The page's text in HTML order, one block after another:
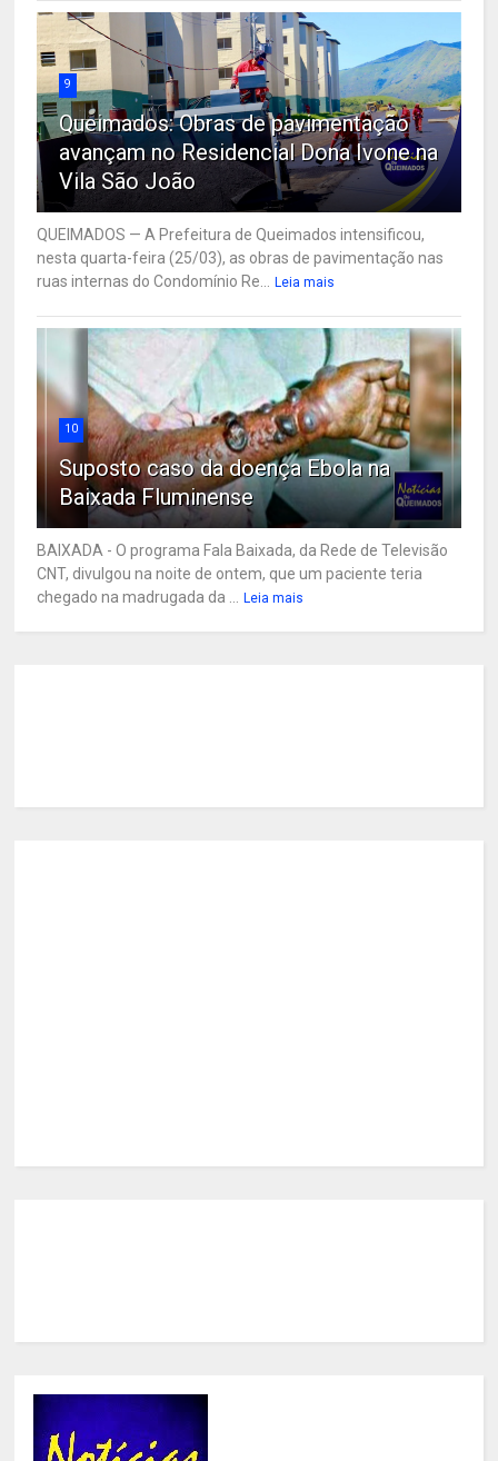
9
Queimados: Obras de pavimentação
avançam no Residencial Dona Ivone na
Vila São João
QUEIMADOS — A Prefeitura de Queimados intensificou,
nesta quarta-feira (25/03), as obras de pavimentação nas
ruas internas do Condomínio Re... Leia mais
10
Suposto caso da doença Ebola na
Baixada Fluminense
BAIXADA - O programa Fala Baixada, da Rede de Televisão
CNT, divulgou na noite de ontem, que um paciente teria
chegado na madrugada da ... Leia mais